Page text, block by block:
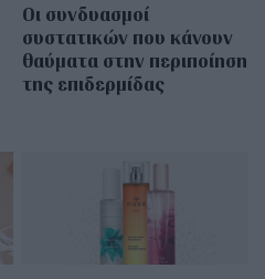
Οι συνδυασμοί
συστατικών που κάνουν
θαύματα στην περιποίηση
της επιδερμίδας